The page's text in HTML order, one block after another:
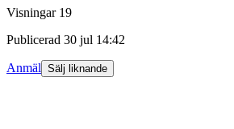
Visningar 19
Publicerad 30 jul 14:42
Anmäl Sälj liknande